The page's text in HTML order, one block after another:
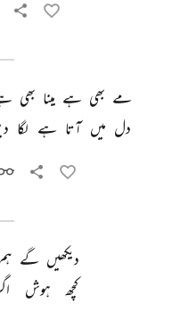
مے بھی ہے مینا بھی
دل میں آتا ہے لگا
دیکھیں گے ہم
کچھ
ہوش